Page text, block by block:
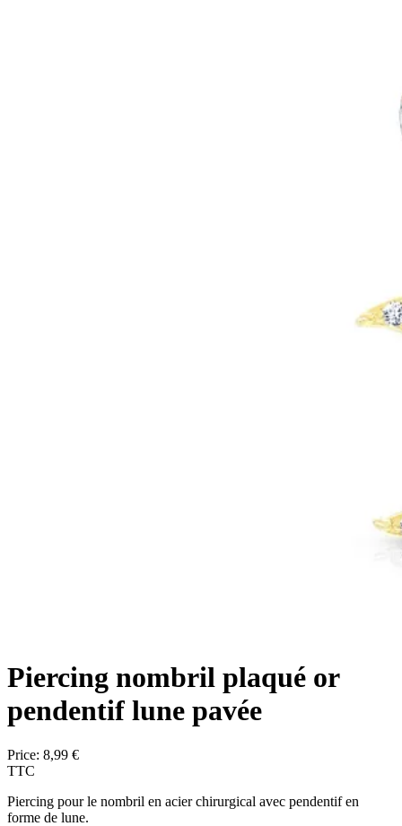
Piercing nombril plaqué or
pendentif lune pavée
Price: 8,99 €
TTC
Piercing pour le nombril en acier chirurgical avec pendentif en
forme de lune.